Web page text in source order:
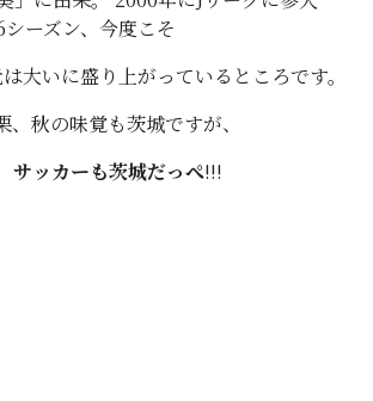
シーズン、今度こそ
大いに盛り上がっているところです。
、秋の味覚も茨城ですが、
ッカーも茨城だっぺ!!!